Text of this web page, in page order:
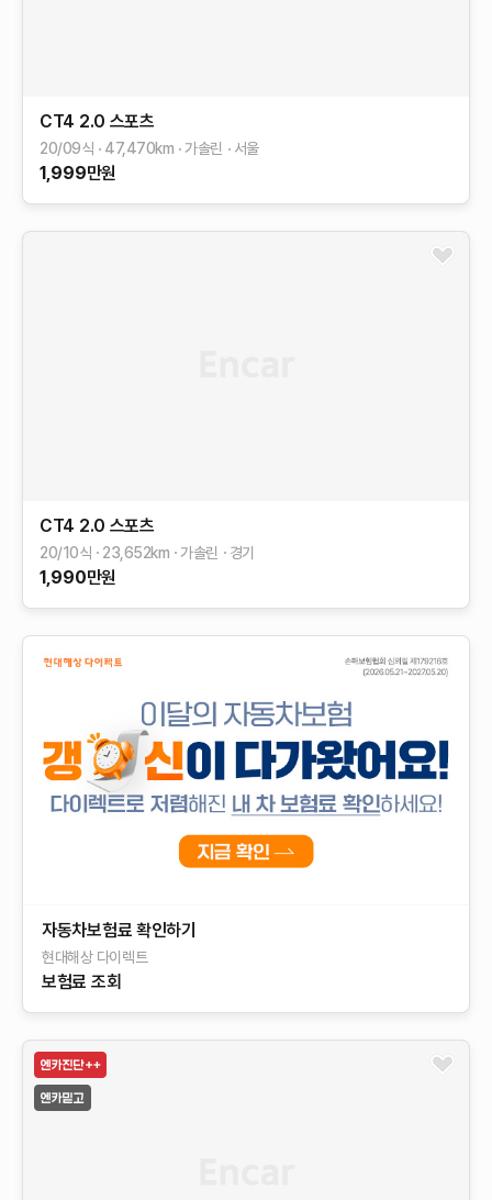
CT4 2.0 스포츠
20/09식 47,470km 가솔린 서울
1,999만원
CT4 2.0 스포츠
20/10식 23,652km 가솔린 경기
1,990만원
자동차보험료 확인하기
현대해상 다이렉트
보험료 조회